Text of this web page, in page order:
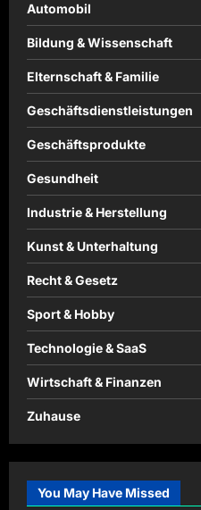
Automobil
Bildung & Wissenschaft
Elternschaft & Familie
Geschäftsdienstleistungen
Geschäftsprodukte
Gesundheit
Industrie & Herstellung
Kunst & Unterhaltung
Recht & Gesetz
Sport & Hobby
Technologie & SaaS
Wirtschaft & Finanzen
Zuhause
You May Have Missed